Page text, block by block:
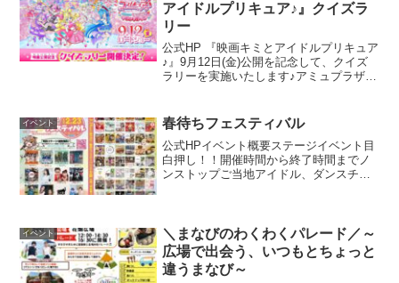
アイドルプリキュア♪』クイズラ
リー
公式HP 『映画キミとアイドルプリキュア
♪』9月12日(金)公開を記念して、クイズ
ラリーを実施いたします♪アミュプラザく
ージにクイズの答えと必要事項を記入の
上応募すると...
イベント 春待ちフェスティバル
公式HPイベント概要ステージイベント目
白押し！！開催時間から終了時間までノ
ンストップご当地アイドル、ダンスチー
いろんなお店が集まり...
イベント
＼まなびのわくわくパレード／～
広場で出会う、いつもとちょっと
違うまなび～